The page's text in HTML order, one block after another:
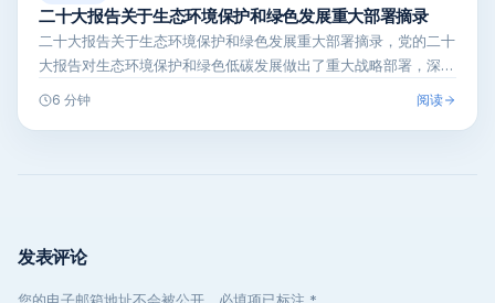
二十大报告关于生态环境保护和绿色发展重大部署摘录
二十大报告关于生态环境保护和绿色发展重大部署摘录，党的二十
大报告对生态环境保护和绿色低碳发展做出了重大战略部署，深入
6 分钟 阅读
发表评论